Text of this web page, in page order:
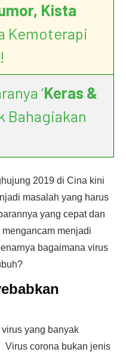
Kista
Kemoterapi
‘Keras &
Bahagiakan
2019 di Cina kini
masalah yang harus
yang cepat dan
menjadi
bagaimana virus
yang banyak
Virus corona bukan jenis